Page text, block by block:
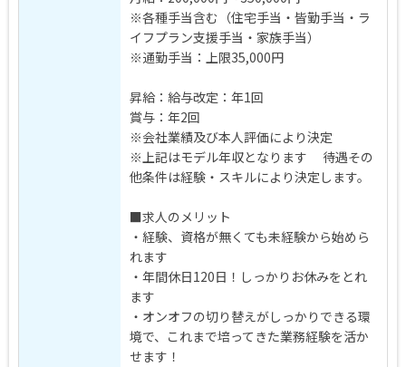
※各種手当含む（住宅手当・皆勤手当・ラ
イフプラン支援手当・家族手当）
※通勤手当：上限35,000円
昇給：給与改定：年1回
賞与：年2回
※会社業績及び本人評価により決定
※上記はモデル年収となります 待遇その
他条件は経験・スキルにより決定します。
■求人のメリット
・経験、資格が無くても未経験から始めら
れます
・年間休日120日！しっかりお休みをとれ
ます
・オンオフの切り替えがしっかりできる環
境で、これまで培ってきた業務経験を活か
せます！